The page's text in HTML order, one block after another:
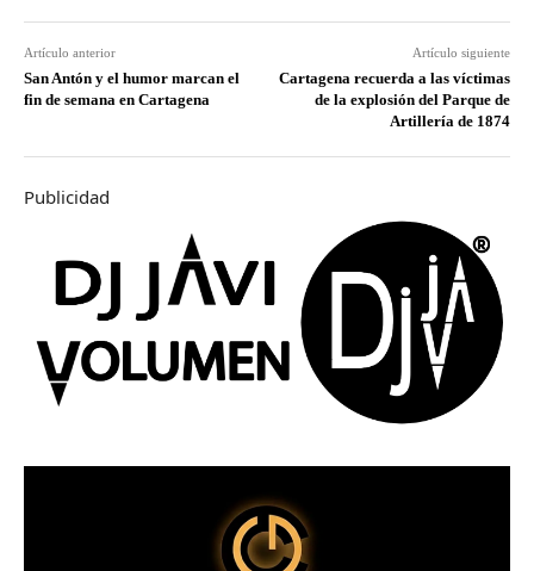
Artículo anterior
San Antón y el humor marcan el
fin de semana en Cartagena
Artículo siguiente
Cartagena recuerda a las víctimas
de la explosión del Parque de
Artillería de 1874
Publicidad